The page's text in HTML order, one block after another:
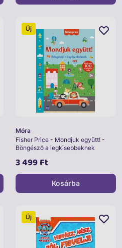
Móra
Fisher Price - Mondjuk együtt! -
Böngésző a legkisebbeknek
3 499 Ft
Új
Kosárba
Új